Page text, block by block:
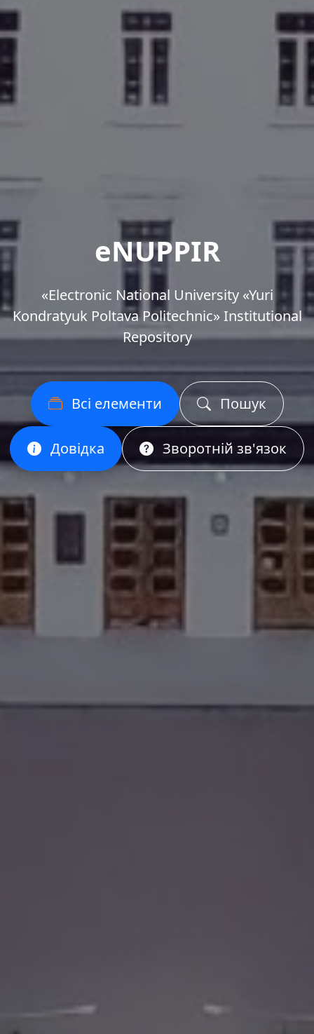
eNUPPIR
«Еlectronic National University «Yuri
Kondratyuk Poltava Politechnic» Institutional
Repository
Всі елементи Пошук
Довідка Зворотній зв'язок